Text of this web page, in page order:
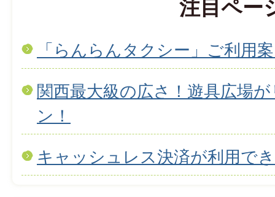
注目ペー
「らんらんタクシー」ご利用
関西最大級の広さ！遊具広場
ン！
キャッシュレス決済が利用で